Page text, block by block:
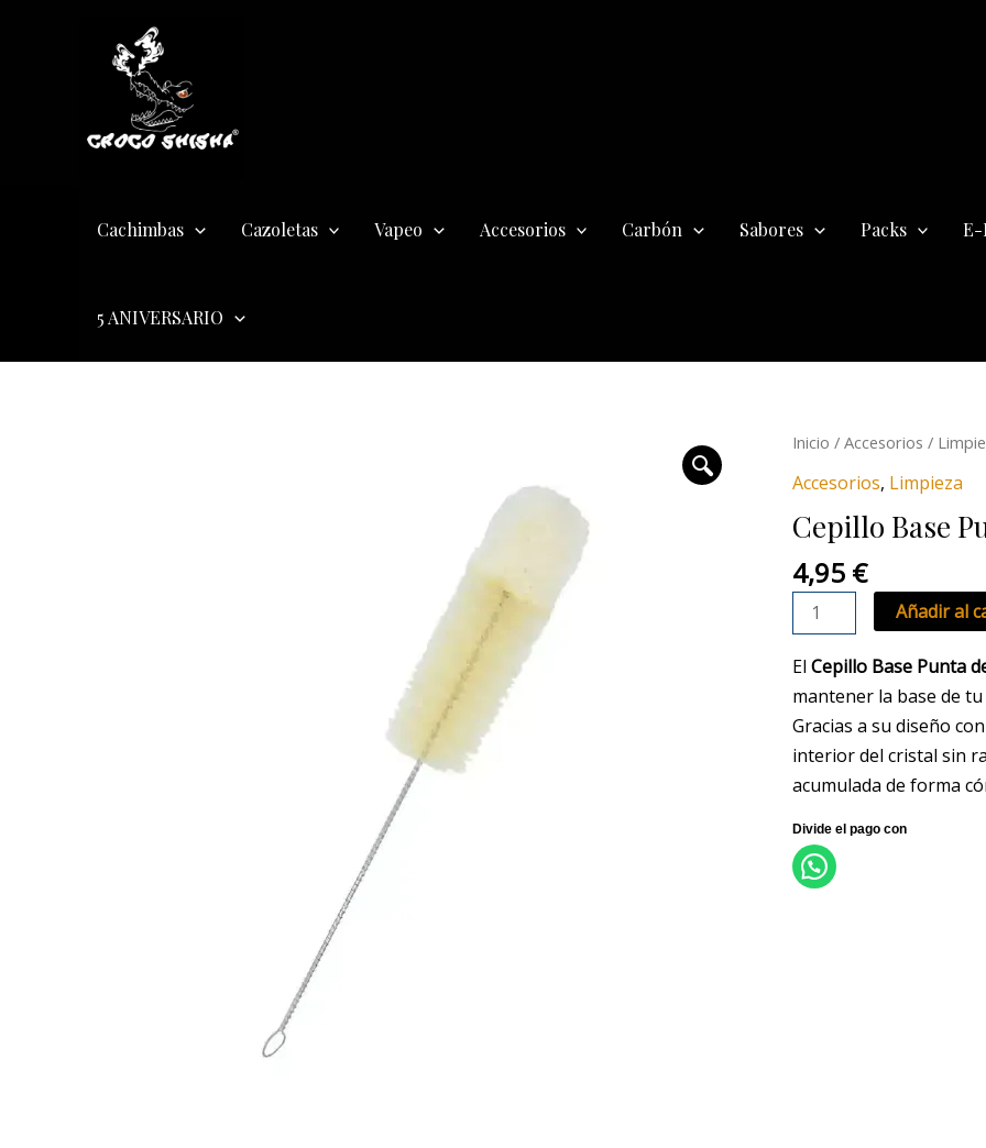
Cachimbas Cazoletas Vapeo Accesorios Carbón Sabores Packs E-
5 ANIVERSARIO
Inicio / Accesorios /
Accesorios, Limpieza
Cepillo Base
4,95 €
Cepillo
Base
de
Lana
cantidad
Añadir al
El Cepillo Base Punta
mantener la base de
Gracias a su diseño
interior del cristal sin
acumulada de forma